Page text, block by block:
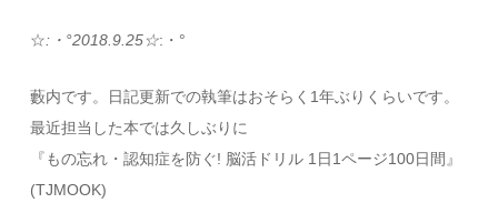
☆:・°2018.9.25☆:・°
藪内です。日記更新での執筆はおそらく1年ぶりくらいです。
最近担当した本では久しぶりに
『もの忘れ・認知症を防ぐ! 脳活ドリル 1日1ページ100日間』
(TJMOOK)